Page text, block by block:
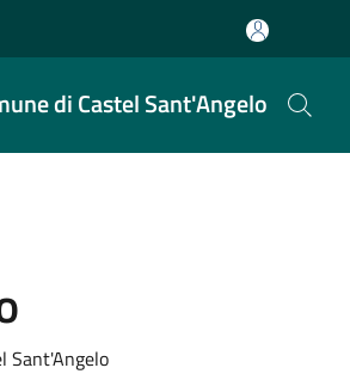
di Castel Sant'Angelo
Sant'Angelo